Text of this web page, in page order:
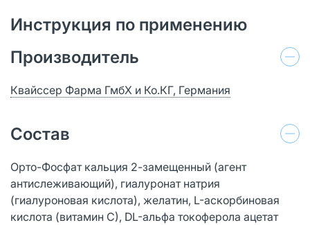
Инструкция по применению
Производитель
Квайссер Фарма ГмбХ и Ко.КГ, Германия
Состав
Орто-Фосфат кальция 2-замещенный (агент
антислеживающий), гиалуронат натрия
(гиалуроновая кислота), желатин, L-аскорбиновая
кислота (витамин С), DL-альфа токоферола ацетат